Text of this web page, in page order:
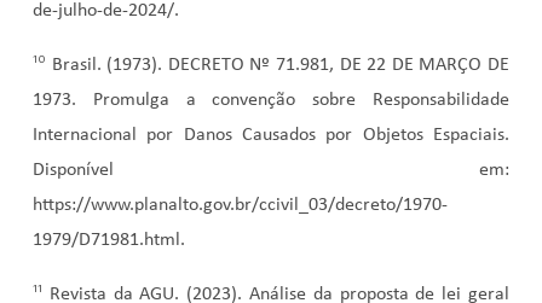
de-julho-de-2024/.
¹⁰ Brasil. (1973). DECRETO Nº 71.981, DE 22 DE MARÇO DE
1973. Promulga a convenção sobre Responsabilidade
Internacional por Danos Causados por Objetos Espaciais.
Disponível em:
https://www.planalto.gov.br/ccivil_03/decreto/1970-
1979/D71981.html.
¹¹ Revista da AGU. (2023). Análise da proposta de lei geral